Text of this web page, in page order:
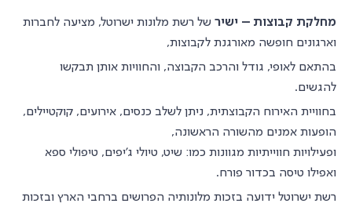
מחלקת קבוצות – ישיר של רשת מלונות ישרוטל, מציעה לחברות
וארגונים חופשה מאורגנת לקבוצות,
בהתאם לאופי, גודל והרכב הקבוצה, והחוויות אותן תבקשו
להגשים.
בחוויית האירוח הקבוצתית, ניתן לשלב כנסים, אירועים, קוקטיילים,
הופעות אמנים מהשורה הראשונה,
ופעילויות חווייתיות מגוונות כמו: שיט, טיולי ג'יפים, טיפולי ספא
ואפילו טיסה בכדור פורח.
רשת ישרוטל ידועה בזכות מלונותיה הפרושים ברחבי הארץ ובזכות